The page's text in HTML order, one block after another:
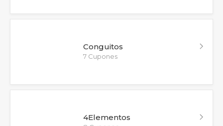
Conguitos
7 Cupones
4Elementos